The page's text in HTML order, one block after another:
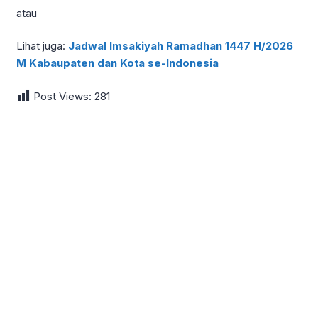
atau
Lihat juga: Jadwal Imsakiyah Ramadhan 1447 H/2026
M Kabaupaten dan Kota se-Indonesia
Post Views: 281